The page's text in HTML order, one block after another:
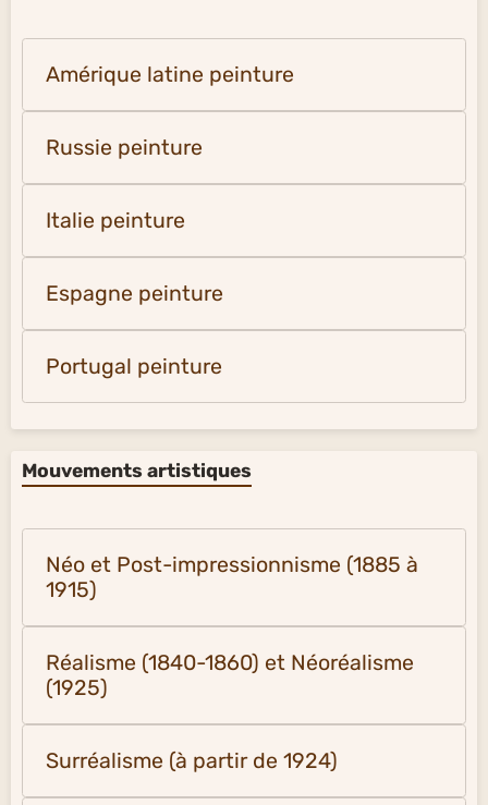
Amérique latine peinture
Russie peinture
Italie peinture
Espagne peinture
Portugal peinture
Mouvements artistiques
Néo et Post-impressionnisme (1885 à
1915)
Réalisme (1840-1860) et Néoréalisme
(1925)
Surréalisme (à partir de 1924)